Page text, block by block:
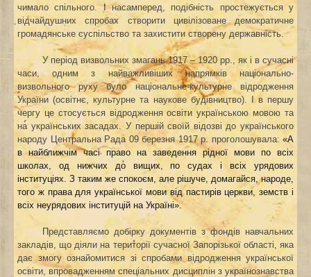
чимало спільного. І насамперед, подібність простежується у
відчайдушних спробах створити цивілізоване демократичне
громадянське суспільство та захистити створену державність.
У період визвольних змагань 1917 – 1920 рр., як і в сучасні
часи, одним з найважливіших напрямків національно-
визвольного руху було національне-культурне відродження
України (освітнє, культурне та наукове будівництво). І в першу
чергу це стосується відродження освіти українською мовою та
на українських засадах. У першій своїй відозві до українського
народу Центральна Рада 09 березня 1917 р. проголошувала: «А
в найближчім часі право на заведення рідної мови по всіх
школах, од нижчих до вищих, по судах і всіх урядових
інституціях. З таким же спокоєм, але рішуче, домагайся, народе,
того ж права для української мови від пастирів церкви, земств і
всіх неурядових інституцій на Україні».
Представляємо добірку документів з фондів навчальних
закладів, що діяли на території сучасної Запорізької області, яка
дає змогу ознайомитися зі спробами відродження української
освіти, впровадженням спеціальних дисциплін з українознавства